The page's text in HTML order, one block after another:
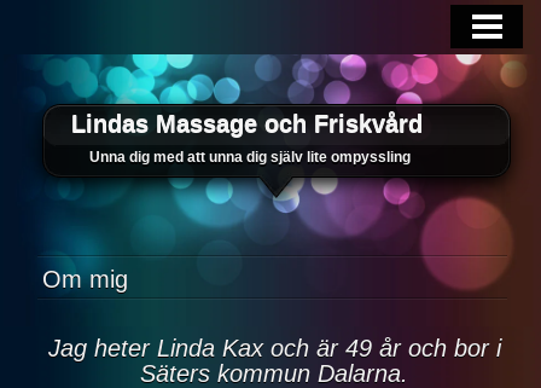
PRISLISTA
TJÄNSTER
OM OSS
Lindas Massage och Friskvård
Unna dig med att unna dig själv lite ompyssling
Om mig
Jag heter Linda Kax och är 49 år och bor i
Säters kommun Dalarna.